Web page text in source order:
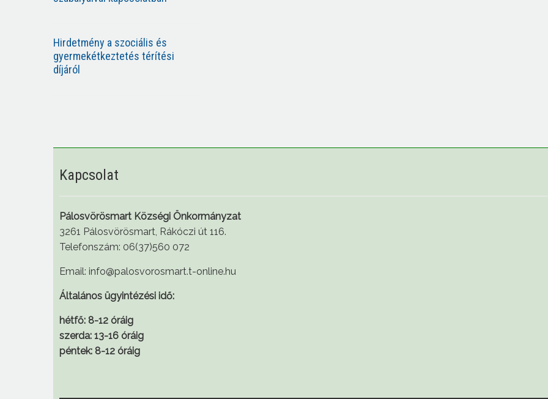
Hirdetmény a szociális és
gyermekétkeztetés térítési
díjáról
Kapcsolat
Pálosvörösmart Községi Önkormányzat
3261 Pálosvörösmart, Rákóczi út 116.
Telefonszám: 06(37)560 072
Email: info@palosvorosmart.t-online.hu
Általános ügyintézési idő:
hétfő: 8-12 óráig
szerda: 13-16 óráig
péntek: 8-12 óráig